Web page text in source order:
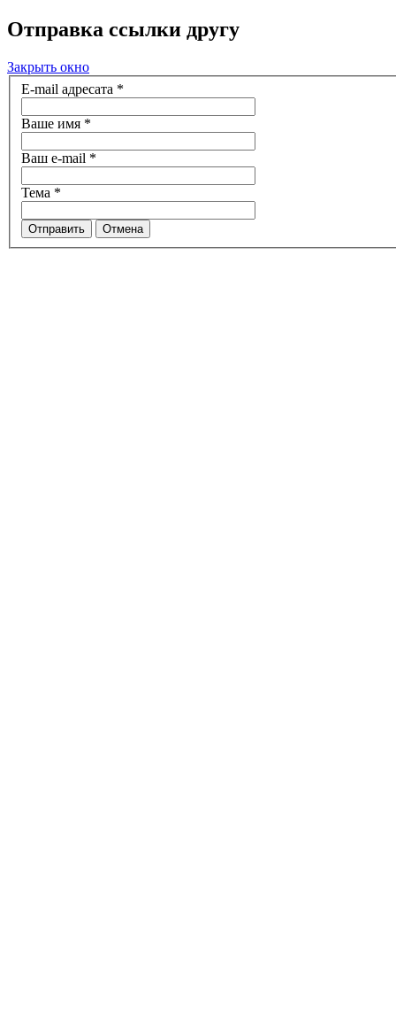
Отправка ссылки другу
Закрыть окно
E-mail адресата *
Ваше имя *
Ваш e-mail *
Тема *
Отправить Отмена